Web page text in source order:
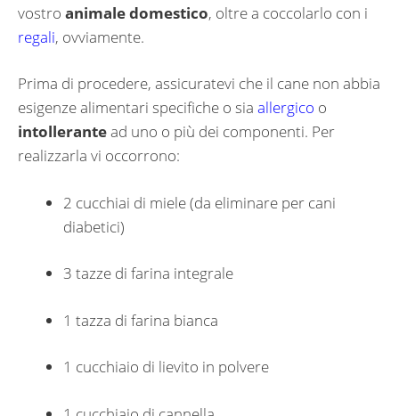
vostro animale domestico, oltre a coccolarlo con i
regali, ovviamente.
Prima di procedere, assicuratevi che il cane non abbia
esigenze alimentari specifiche o sia allergico o
intollerantead uno o più dei componenti. Per
realizzarla vi occorrono:
2 cucchiai di miele (da eliminare per cani
diabetici)
3 tazze di farina integrale
1 tazza di farina bianca
1 cucchiaio di lievito in polvere